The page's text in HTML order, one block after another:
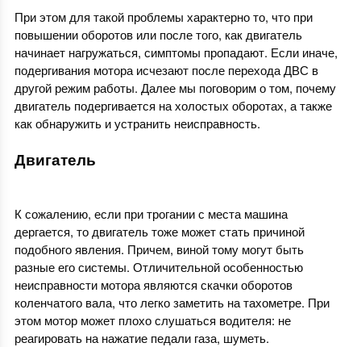
При этом для такой проблемы характерно то, что при
повышении оборотов или после того, как двигатель
начинает нагружаться, симптомы пропадают. Если иначе,
подергивания мотора исчезают после перехода ДВС в
другой режим работы. Далее мы поговорим о том, почему
двигатель подергивается на холостых оборотах, а также
как обнаружить и устранить неисправность.
Двигатель
К сожалению, если при трогании с места машина
дергается, то двигатель тоже может стать причиной
подобного явления. Причем, виной тому могут быть
разные его системы. Отличительной особенностью
неисправности мотора являются скачки оборотов
коленчатого вала, что легко заметить на тахометре. При
этом мотор может плохо слушаться водителя: не
реагировать на нажатие педали газа, шуметь.